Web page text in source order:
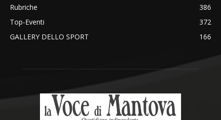
Rubriche
386
Top-Eventi
372
GALLERY DELLO SPORT
166